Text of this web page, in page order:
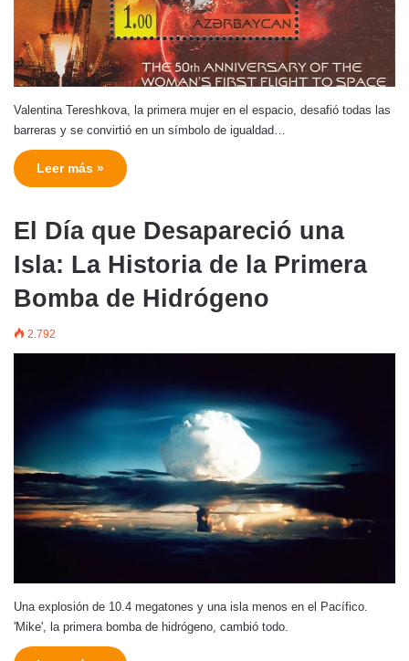
Valentina Tereshkova, la primera mujer en el espacio, desafió todas las
barreras y se convirtió en un símbolo de igualdad…
Leer más »
El Día que Desapareció una
Isla: La Historia de la Primera
Bomba de Hidrógeno
2.792
Una explosión de 10.4 megatones y una isla menos en el Pacífico.
'Mike', la primera bomba de hidrógeno, cambió todo.